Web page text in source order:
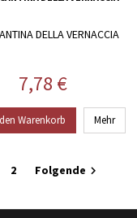
DELLA VERNACCIA
Preis
7,78 €
Warenkorb Mehr
2 Folgende 